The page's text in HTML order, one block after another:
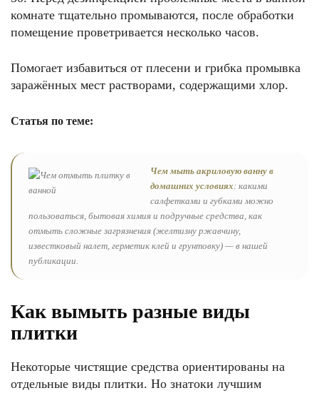
комнате тщательно промываются, после обработки
помещение проветривается несколько часов.
Помогает избавиться от плесени и грибка промывка
заражённых мест растворами, содержащими хлор.
Статья по теме:
Чем мыть акриловую ванну в
домашних условиях: какими
салфетками и губками можно
пользоваться, бытовая химия и подручные средства, как
отмыть сложные загрязнения (желтизну ржавчину,
известковый налет, герметик клей и грунтовку) — в нашей
публикации.
Как вымыть разные виды
плитки
Некоторые чистящие средства ориентированы на
отдельные виды плитки. Но знатоки лучшим